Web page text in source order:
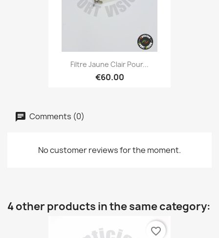
Filtre Jaune Clair Pour...
€60.00
Comments (0)
No customer reviews for the moment.
4 other products in the same category:
favorite_border